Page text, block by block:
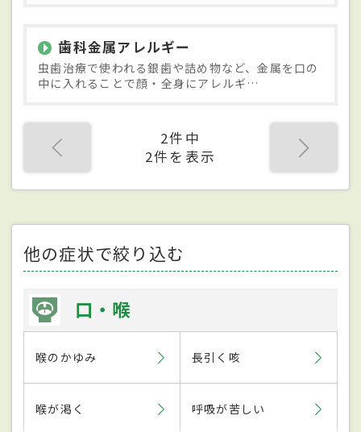
歯科金属アレルギー
虫歯治療で使われる銀歯や詰め物など、金属を口の
中に入れることで顔・全身にアレルギ…
2件中
2件を表示
他の症状で絞り込む
口・喉
喉のかゆみ 長引く咳
喉が渇く 呼吸が苦しい